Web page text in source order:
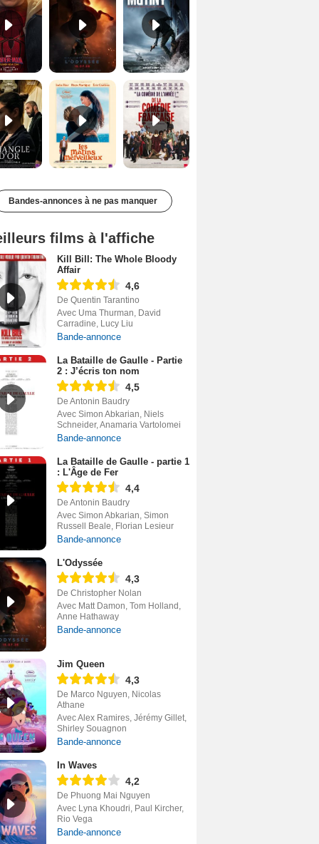
Les Matins merveilleux Bande-annonce VF De la Comédie-Française Teaser VF
Bandes-annonces à ne pas manquer
films à l'affiche
Kill Bill: The Whole Bloody
Affair
4,6
De Quentin Tarantino
Avec Uma Thurman, David
Carradine, Lucy Liu
Bande-annonce
La Bataille de Gaulle - Partie
2 : J’écris ton nom
4,5
De Antonin Baudry
Avec Simon Abkarian, Niels
Schneider, Anamaria Vartolomei
Bande-annonce
La Bataille de Gaulle - partie 1
: L'Âge de Fer
4,4
De Antonin Baudry
Avec Simon Abkarian, Simon
Russell Beale, Florian Lesieur
Bande-annonce
L'Odyssée
4,3
De Christopher Nolan
Avec Matt Damon, Tom Holland,
Anne Hathaway
Bande-annonce
Jim Queen
4,3
De Marco Nguyen, Nicolas
Athane
Avec Alex Ramires, Jérémy Gillet,
Shirley Souagnon
Bande-annonce
In Waves
4,2
De Phuong Mai Nguyen
Avec Lyna Khoudri, Paul Kircher,
Rio Vega
Bande-annonce